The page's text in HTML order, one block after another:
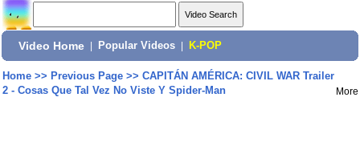
Video Home Popular Videos K-POP
Home>> Previous Page>> CAPITÁN AMÉRICA: CIVIL WAR Trailer
2 - Cosas Que Tal Vez No Viste Y Spider-Man
More